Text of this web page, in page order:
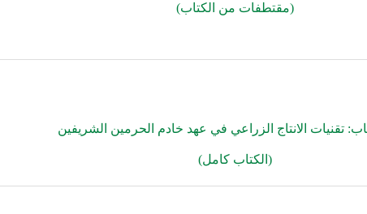
(مقتطفات من الكتاب)
تقنيات الانتاج الزراعي في عهد خادم الحرمين الشريفين
( الكتاب كامل)